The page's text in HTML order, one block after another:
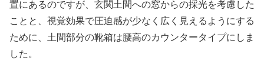
置にあるのですが、玄関土間への窓からの採光を考慮した
ことと、視覚効果で圧迫感が少なく広く見えるようにする
ために、土間部分の靴箱は腰高のカウンタータイプにしま
した。